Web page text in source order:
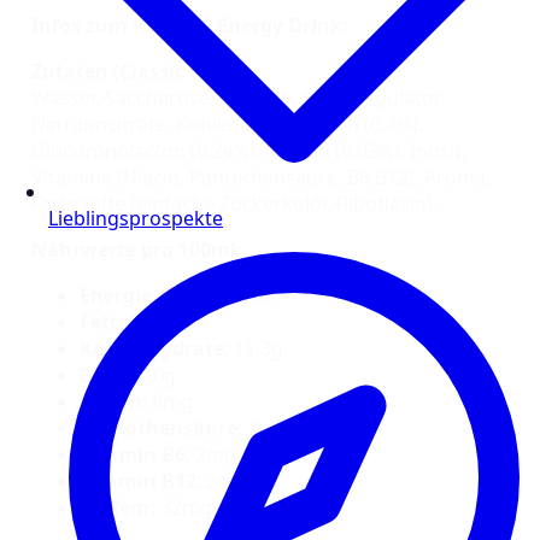
Infos zum Red Bull Energy Drink:
Zutaten (Classic Sorte):
Wasser, Saccharose, Glucose, Säureregulator
Natriumcitrate, Kohlensäure, Taurin (0,4%),
Glucuronolacton (0,24%), Koffein (0,03%), Inosit,
Farbstoffe (einfache Zuckerkulör, Riboflavin).
: 192kJ/45kcal
: 0g
Kohlenhydrate
Eiweiß: 0g
Niacin
Pantothensäure
: 2mg
Vitamin B6
Vitamin B12
: 2mg
Koffein:
Lieblingsprospekte